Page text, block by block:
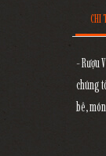
CHI
- Rượu
chúng
bê,